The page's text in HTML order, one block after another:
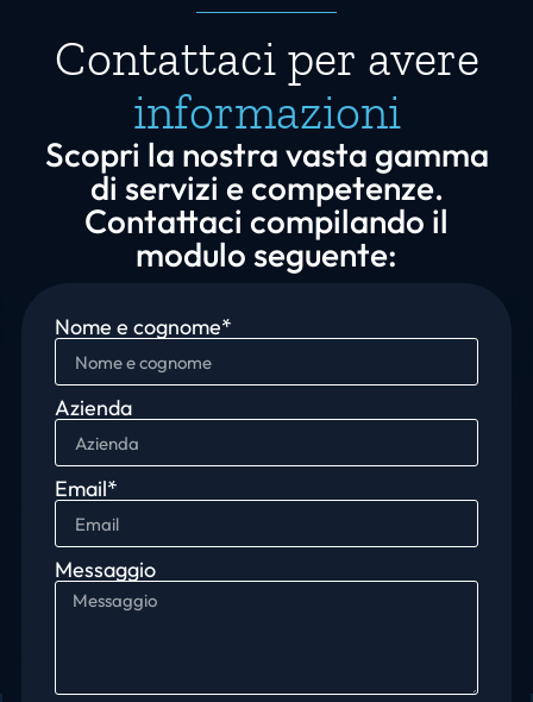
Contattaci per avere
informazioni
Scopri la nostra vasta gamma
di servizi e competenze.
Contattaci compilando il
modulo seguente:
Nome e cognome*
Azienda
Email*
Messaggio